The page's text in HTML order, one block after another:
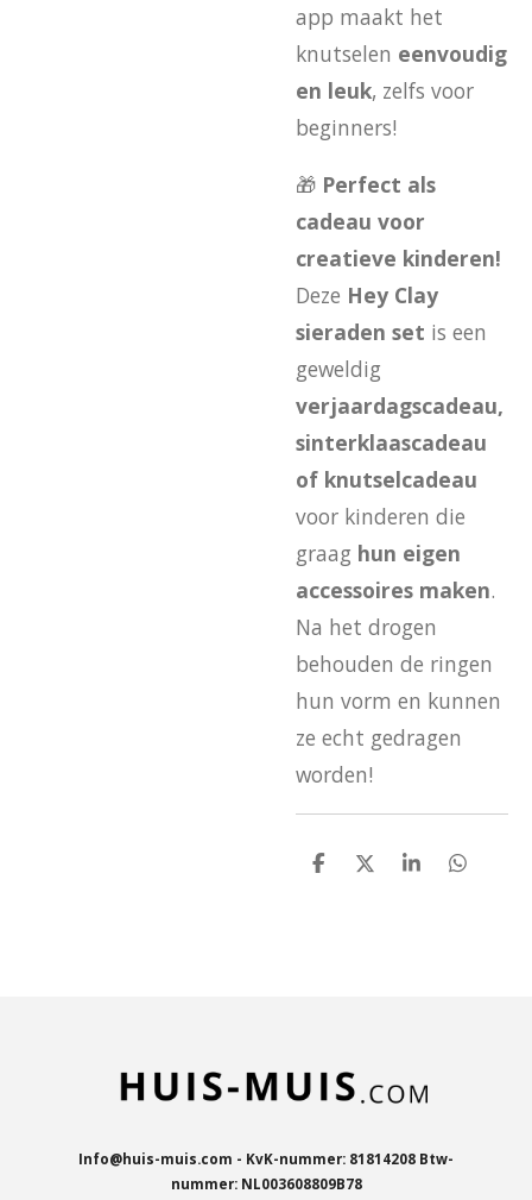
app maakt het
knutselen eenvoudig
en leuk, zelfs voor
beginners!
🎁 Perfect als
cadeau voor
creatieve kinderen!
Deze Hey Clay
sieraden set is een
geweldig
verjaardagscadeau,
sinterklaascadeau
of knutselcadeau
voor kinderen die
graag hun eigen
accessoires maken.
Na het drogen
behouden de ringen
hun vorm en kunnen
ze echt gedragen
worden!
D
D
S
D
Info@huis-muis.com - KvK-nummer: 81814208 Btw-
nummer: NL003608809B78